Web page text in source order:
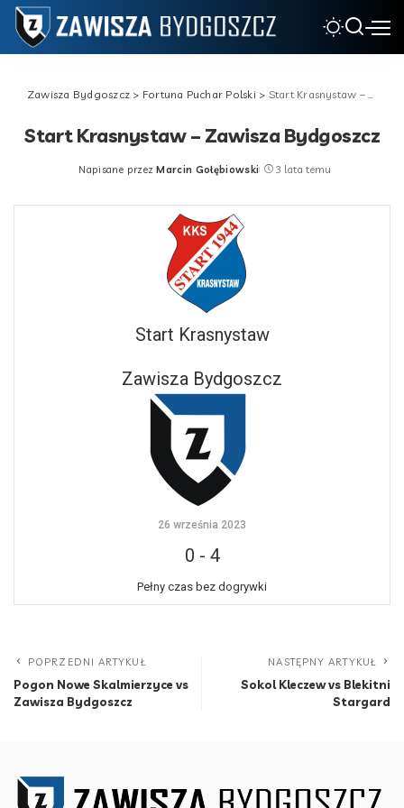
Zawisza Bydgoszcz > Fortuna Puchar Polski > Start Krasnystaw – Zawisza Bydgoszcz
Start Krasnystaw – Zawisza Bydgoszcz
Posted
Napisane przez Marcin Gołębiowski 3 lata temu
Start Krasnystaw
Zawisza Bydgoszcz
26 września 2023
0 - 4
Pełny czas bez dogrywki
POPRZEDNI ARTYKUŁ
Pogon Nowe Skalmierzyce vs
Zawisza Bydgoszcz
NASTĘPNY ARTYKUŁ
Sokol Kleczew vs Blekitni
Stargard